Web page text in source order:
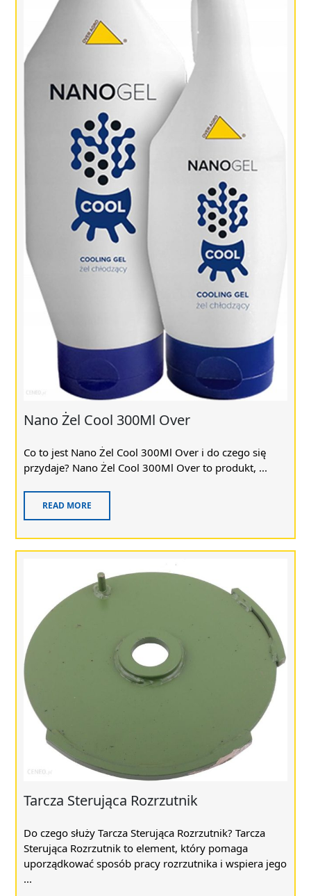
Nano Żel Cool 300Ml Over
Co to jest Nano Żel Cool 300Ml Over i do czego się
przydaje? Nano Żel Cool 300Ml Over to produkt, ...
READ MORE
Tarcza Sterująca Rozrzutnik
Do czego służy Tarcza Sterująca Rozrzutnik? Tarcza
Sterująca Rozrzutnik to element, który pomaga
uporządkować sposób pracy rozrzutnika i wspiera jego
...